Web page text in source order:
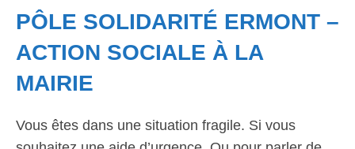
PÔLE SOLIDARITÉ ERMONT –
ACTION SOCIALE À LA
MAIRIE
Vous êtes dans une situation fragile. Si vous